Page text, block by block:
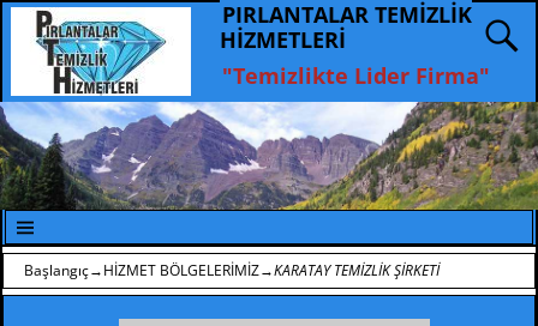
PIRLANTALAR TEMİZLİK
HİZMETLERİ
"Temizlikte Lider Firma"
Başlangıç→HİZMET BÖLGELERİMİZ→KARATAY TEMİZLİK ŞİRKETİ